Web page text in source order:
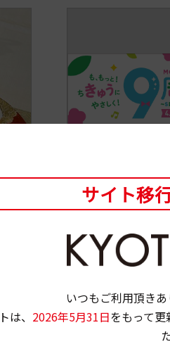
ちお
イベント
【4月20日（土）か
ス」にて「“も、も
く”9周年イベント
催！
2024.4.10
サイト移
いつもご利用頂きあ
は、 2026年5月31日をもって